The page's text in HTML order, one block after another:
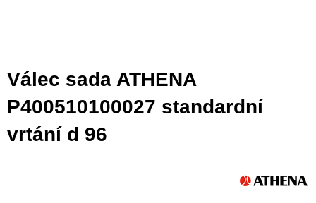
Válec sada ATHENA
P400510100027 standardní
vrtání d 96